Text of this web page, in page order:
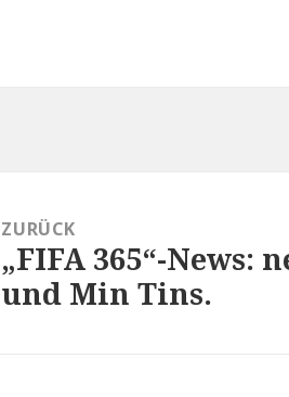
ZURÜCK
Vorheriger
Beitrag:
„FIFA 365“-News:
und Min Tins.